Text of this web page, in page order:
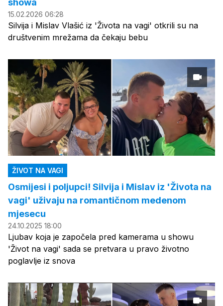
showa
15.02.2026 06:28
Silvija i Mislav Vlašić iz 'Života na vagi' otkrili su na
društvenim mrežama da čekaju bebu
ŽIVOT NA VAGI
Osmijesi i poljupci! Silvija i Mislav iz 'Života na
vagi' uživaju na romantičnom medenom
mjesecu
24.10.2025 18:00
Ljubav koja je započela pred kamerama u showu
'Život na vagi' sada se pretvara u pravo životno
poglavlje iz snova